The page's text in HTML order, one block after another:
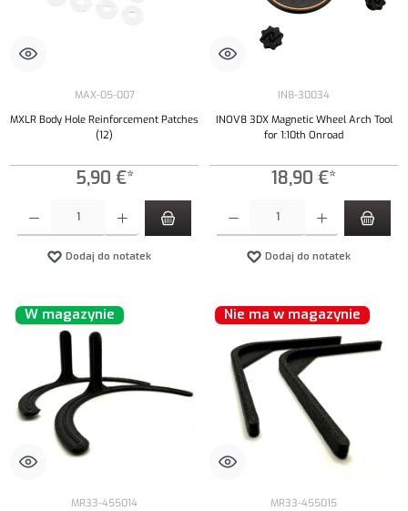
MAX-05-007
MXLR Body Hole Reinforcement Patches
(12)
5,90 €*
Dodaj do notatek
IN8-30034
INOV8 3DX Magnetic Wheel Arch Tool
for 1:10th Onroad
18,90 €*
Dodaj do notatek
W magazynie
MR33-455014
Nie ma w magazynie
MR33-455015